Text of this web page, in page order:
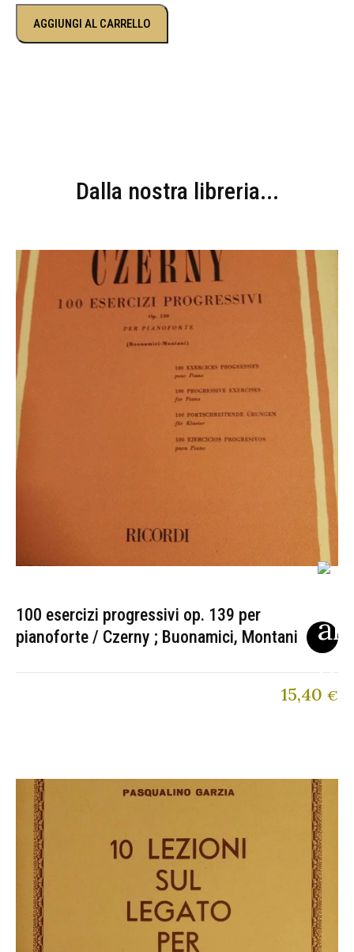
AGGIUNGI AL CARRELLO
Dalla nostra libreria...
100 esercizi progressivi op. 139 per
pianoforte / Czerny ; Buonamici, Montani
15,40 €